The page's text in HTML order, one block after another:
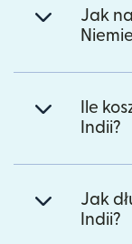
Jak
Ile
Indii?
Jak
Indii?